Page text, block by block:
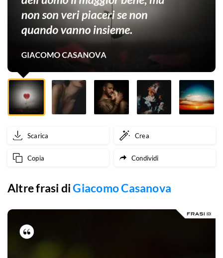
bene,
ma
non
son
veri
piaceri
se
non
vanno
insieme.
Scarica Crea
Copia Condividi
Altre frasi diGiacomo Casanova